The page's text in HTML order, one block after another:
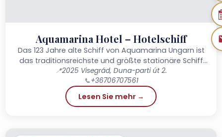
Aquamarina Hotel – Hotelschiff
Das 123 Jahre alte Schiff von Aquamarina Ungarn ist
das traditionsreichste und größte stationäre Schiff
des Unternehmens.
📍2025 Visegrád, Duna-parti út 2.
📞+36706707561
Lesen Sie mehr →